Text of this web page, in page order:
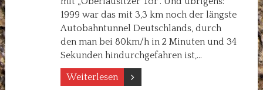
1999 war das mit 3,3 km noch der längste
Autobahntunnel Deutschlands, durch
den man bei 80km/h in 2 Minuten und 34
Sekunden hindurchgefahren ist,…
Weiterlesen